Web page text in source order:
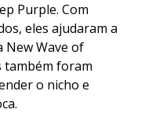
Purple. Com
eles ajudaram a
New Wave of
também foram
o nicho e